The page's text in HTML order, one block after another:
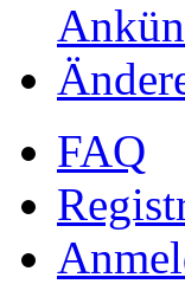
FAQ